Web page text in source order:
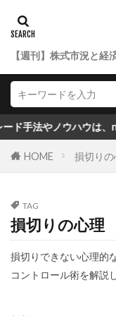
【週刊】株式市況と経
法やノウハウは、note
HOME 損切りの
TAG
損切りの心理
損切りできない心理的
コントロール術を解説